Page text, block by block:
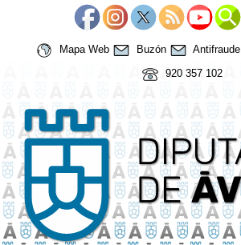
Mapa Web Buzón Antifraude
920 357 102